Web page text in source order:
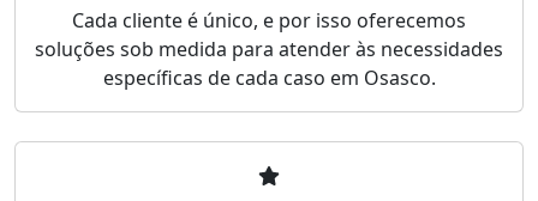
Cada cliente é único, e por isso oferecemos
soluções sob medida para atender às necessidades
específicas de cada caso em Osasco.